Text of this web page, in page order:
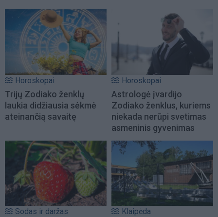
Horoskopai
Trijų Zodiako ženklų
laukia didžiausia sėkmė
ateinančią savaitę
Horoskopai
Astrologė įvardijo
Zodiako ženklus, kuriems
niekada nerūpi svetimas
asmeninis gyvenimas
Sodas ir daržas Klaipėda